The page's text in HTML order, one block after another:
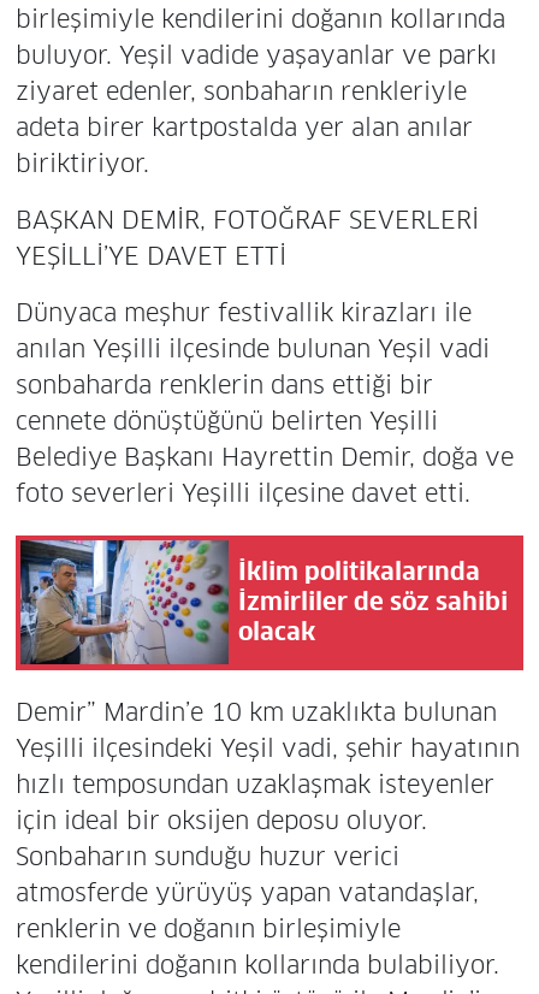
birleşimiyle kendilerini doğanın kollarında
buluyor. Yeşil vadide yaşayanlar ve parkı
ziyaret edenler, sonbaharın renkleriyle
adeta birer kartpostalda yer alan anılar
biriktiriyor.
BAŞKAN DEMİR, FOTOĞRAF SEVERLERİ
YEŞİLLİ’YE DAVET ETTİ
Dünyaca meşhur festivallik kirazları ile
anılan Yeşilli ilçesinde bulunan Yeşil vadi
sonbaharda renklerin dans ettiği bir
cennete dönüştüğünü belirten Yeşilli
Belediye Başkanı Hayrettin Demir, doğa ve
foto severleri Yeşilli ilçesine davet etti.
İklim politikalarında
İzmirliler de söz sahibi
olacak
Demir” Mardin’e 10 km uzaklıkta bulunan
Yeşilli ilçesindeki Yeşil vadi, şehir hayatının
hızlı temposundan uzaklaşmak isteyenler
için ideal bir oksijen deposu oluyor.
Sonbaharın sunduğu huzur verici
atmosferde yürüyüş yapan vatandaşlar,
renklerin ve doğanın birleşimiyle
kendilerini doğanın kollarında bulabiliyor.